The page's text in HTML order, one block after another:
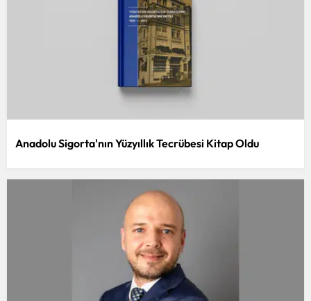
Düzce
Anadolu Sigorta'nın Yüzyıllık Tecrübesi Kitap Oldu